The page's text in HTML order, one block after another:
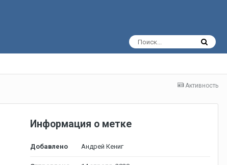
Активность
Информация о метке
Добавлено Андрей Кениг